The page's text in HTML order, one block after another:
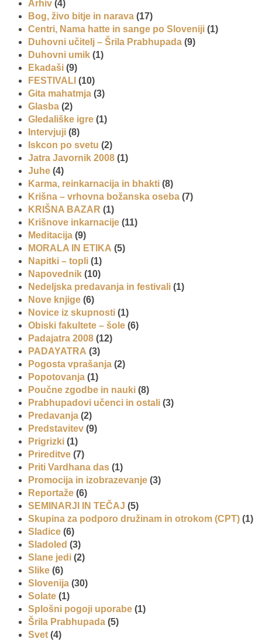
Arhiv (4)
Bog, živo bitje in narava (17)
Centri, Nama hatte in sange po Sloveniji (1)
Duhovni učitelj – Šrila Prabhupada (9)
Duhovni umik (1)
Ekadaši (9)
FESTIVALI (10)
Gita mahatmja (3)
Glasba (2)
Gledališke igre (1)
Intervjuji (8)
Iskcon po svetu (2)
Jatra Javornik 2008 (1)
Juhe (4)
Karma, reinkarnacija in bhakti (8)
Krišna – vrhovna božanska oseba (7)
KRIŠNA BAZAR (1)
Krišnove inkarnacije (11)
Meditacija (9)
MORALA IN ETIKA (5)
Napitki – topli (1)
Napovednik (10)
Nedeljska predavanja in festivali (1)
Nove knjige (6)
Novice iz skupnosti (1)
Obiski fakultete – šole (6)
Padajatra 2008 (12)
PADAYATRA (3)
Pogosta vprašanja (2)
Popotovanja (1)
Poučne zgodbe in nauki (8)
Prabhupadovi učenci in ostali (3)
Predavanja (2)
Predstavitev (9)
Prigrizki (1)
Prireditve (7)
Priti Vardhana das (1)
Promocija in izobrazevanje (3)
Reportaže (6)
SEMINARJI IN TEČAJ (5)
Skupina za podporo družinam in otrokom (CPT) (1)
Sladice (6)
Sladoled (3)
Slane jedi (2)
Slike (6)
Slovenija (30)
Solate (1)
Splošni pogoji uporabe (1)
Šrila Prabhupada (5)
Svet (4)